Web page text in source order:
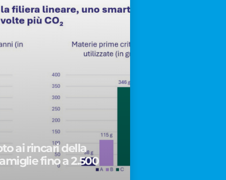
ai rincari della
fino a 2.500